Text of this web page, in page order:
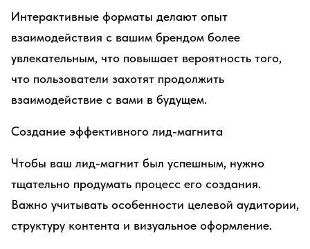
Интерактивные форматы делают опыт
взаимодействия с вашим брендом более
увлекательным, что повышает вероятность того,
что пользователи захотят продолжить
взаимодействие с вами в будущем.
Создание эффективного лид-магнита
Чтобы ваш лид-магнит был успешным, нужно
тщательно продумать процесс его создания.
Важно учитывать особенности целевой аудитории,
структуру контента и визуальное оформление.